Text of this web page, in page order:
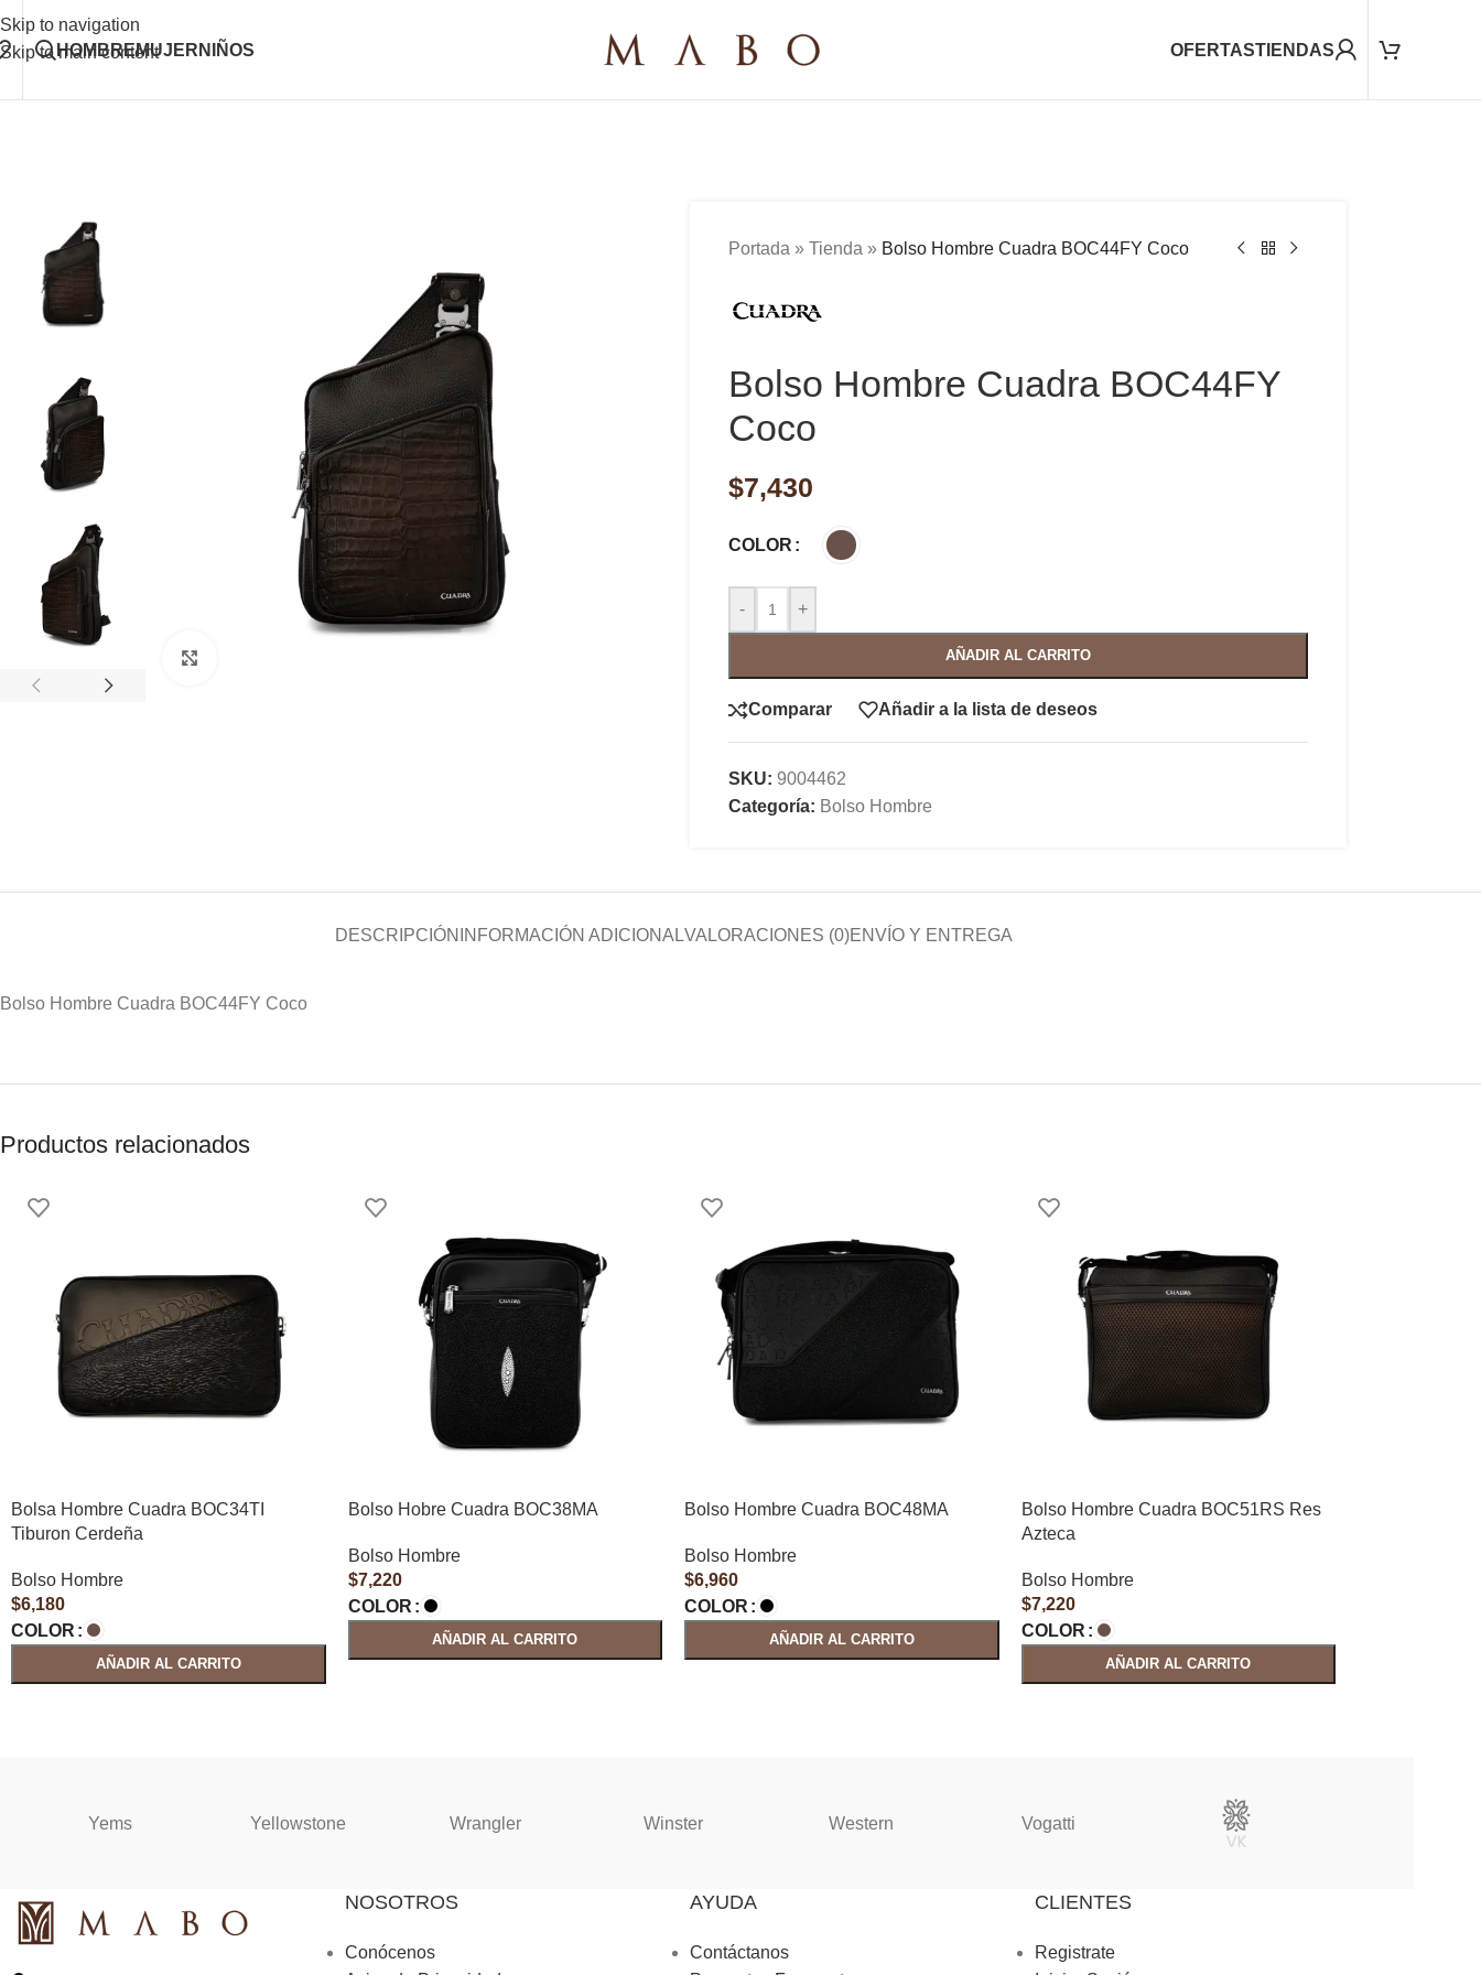
Skip to navigation
Skip to main content
HOMBREMUJER NIÑOS OFERTASTIENDAS
Portada » Tienda » Bolso Hombre Cuadra BOC44FY Coco
Bolso Hombre Cuadra BOC44FY
Coco
$7,430
COLOR
- +
AÑADIR AL CARRITO
Comparar Añadir a la lista de deseos
SKU: 9004462
Categoría: Bolso Hombre
DESCRIPCIÓN INFORMACIÓN ADICIONALVALORACIONES (0)ENVÍO Y ENTREGA
Bolso Hombre Cuadra BOC44FY Coco
Productos relacionados
Bolsa Hombre Cuadra BOC34TI
Tiburon Cerdeña
Bolso Hombre
$6,180
COLOR
AÑADIR AL CARRITO
Bolso Hobre Cuadra BOC38MA
Bolso Hombre
$7,220
COLOR
AÑADIR AL CARRITO
Bolso Hombre Cuadra BOC48MA
Bolso Hombre
$6,960
COLOR
AÑADIR AL CARRITO
Bolso Hombre Cuadra BOC51RS Res
Azteca
Bolso Hombre
$7,220
COLOR
AÑADIR AL CARRITO
Yems Yellowstone Wrangler Winster Western Vogatti
NOSOTROS
Conócenos
AYUDA
Contáctanos
CLIENTES
Registrate